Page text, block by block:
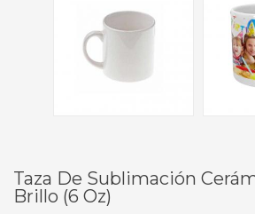
Taza De Sublimación
Brillo (6 Oz)